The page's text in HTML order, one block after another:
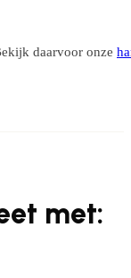
daarvoor onze
met: